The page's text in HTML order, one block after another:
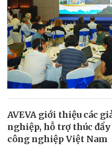
AVEVA giới thiệu các
nghiệp, hỗ trợ thúc
công nghiệp Việt Nam